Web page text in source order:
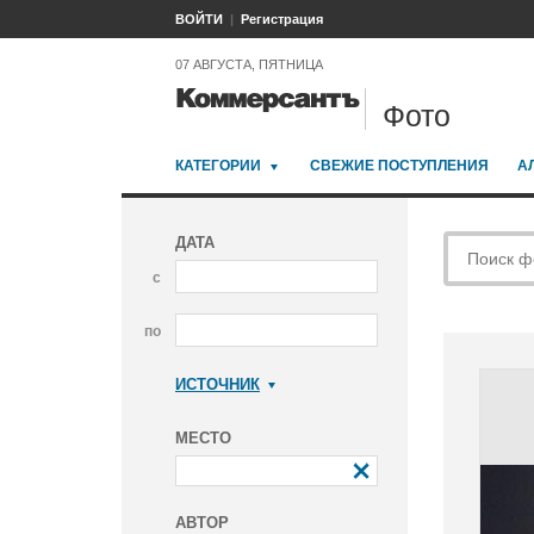
ВОЙТИ Регистрация
07 АВГУСТА, ПЯТНИЦА
Фото
КАТЕГОРИИ СВЕЖИЕ ПОСТУПЛЕНИЯ
ДАТА
с
по
ИСТОЧНИК
МЕСТО
АВТОР